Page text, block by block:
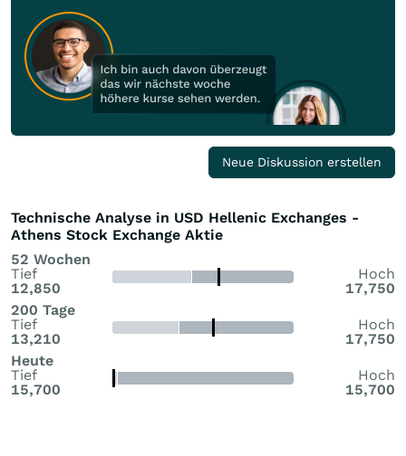
Neue Diskussion erstellen
Technische Analyse in USD Hellenic Exchanges -
Athens Stock Exchange Aktie
52 Wochen
Tief
12,850
Hoch
17,750
200 Tage
Tief
13,210
Hoch
17,750
Heute
Tief
15,700
Hoch
15,700